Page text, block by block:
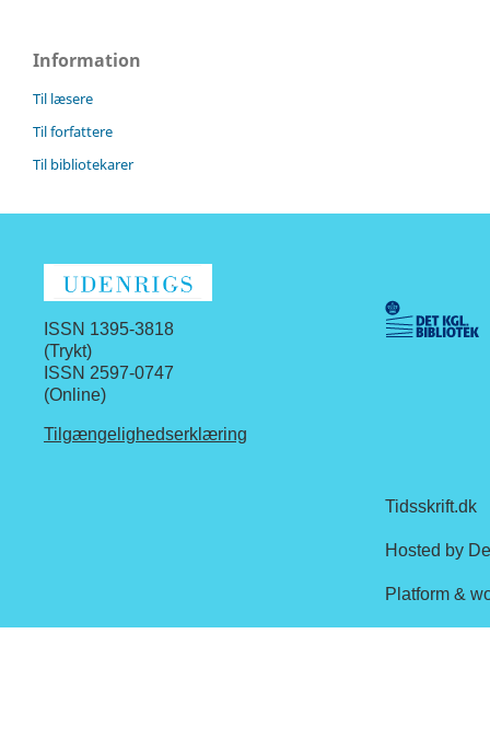
Information
Til læsere
Til forfattere
Til bibliotekarer
ISSN 1395-3818
(Trykt)
ISSN 2597-0747
(Online)
Tilgængelighedserklæring